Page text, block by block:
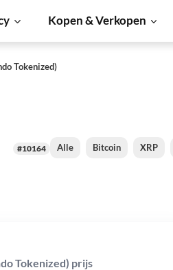
Kopen & Verkopen
Tokenized)
#10164 Alle Bitcoin XRP
Tokenized) prijs